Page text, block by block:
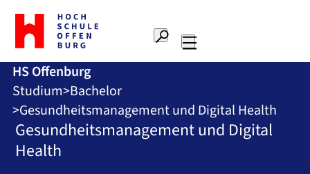
Zur
Startseite
Hochschule
Offenburg
Suche
Hauptnavigation
HS Offenburg
Studium Bachelor
Gesundheitsmanagement und Digital Health
Gesundheitsmanagement und Digital
Health